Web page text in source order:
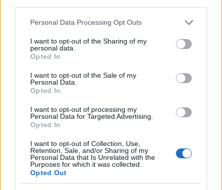
Please note that this website/app uses one or more Google
not limited to your visit or usage behaviour. You may click to
grant or deny consent to Google and its third-party tags to
use your data for below specified purposes in below Google
consent section.
Personal Data Processing Opt Outs
I want to opt-out of the Sharing of my
personal data.
Opted In
I want to opt-out of the Sale of my
Personal Data.
Opted In
I want to opt-out of processing my
Personal Data for Targeted Advertising.
Opted In
I want to opt-out of Collection, Use,
Retention, Sale, and/or Sharing of my
Personal Data that Is Unrelated with the
Purposes for which it was collected.
Opted Out
bozze di pattern e appunti presi nelle sartorie